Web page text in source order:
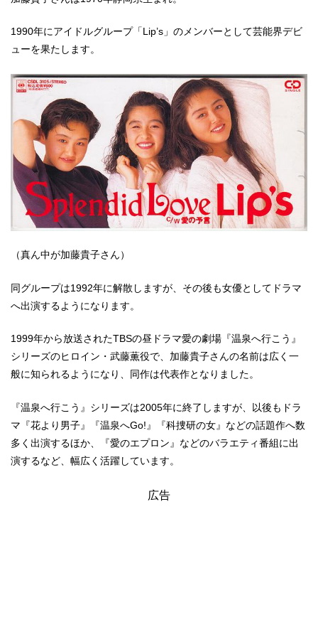
1990年にアイドルグループ「Lip’s」のメンバーとして芸能界デビ
ューを果たします。
（真ん中が加藤貴子さん）
同グループは1992年に解散しますが、その後も女優としてドラマ
へ出演するようになります。
1999年から放送されたTBSの昼ドラマ愛の劇場『温泉へ行こう』
シリーズのヒロイン・武藤薫役で、加藤貴子さんの名前は広く一
般に知られるようになり、同作は代表作となりました。
『温泉へ行こう』シリーズは2005年に終了しますが、以後もドラ
マ『花より男子』『温泉へGo!』『科捜研の女』などの話題作へ数
多く出演するほか、『愛のエプロン』などのバラエティ番組に出
演するなど、幅広く活躍しています。
広告